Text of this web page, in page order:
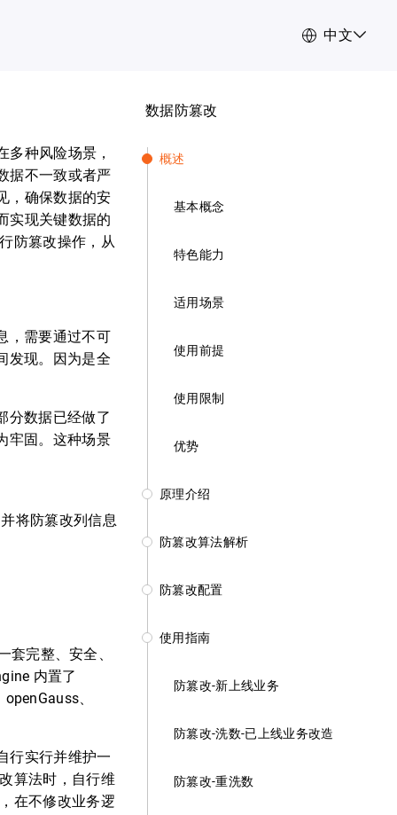
中文
种风险场景，
据不一致或者严
，确保数据的安
实现关键数据的
防篡改操作，从
，需要通过不可
发现。因为是全
分数据已经做了
牢固。这种场景
将防篡改列信息
套完整、安全、
内置了
、
行实行并维护一
算法时，自行维
在不修改业务逻
数据防篡改
概述
基本概念
特色能力
适用场景
使用前提
使用限制
优势
原理介绍
防篡改算法解析
防篡改配置
使用指南
防篡改-新上线业务
防篡改-洗数-已上线业务改造
防篡改-重洗数